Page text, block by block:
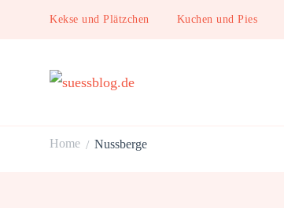
Kekse und Plätzchen Kuchen und Pies
Home / Nussberge